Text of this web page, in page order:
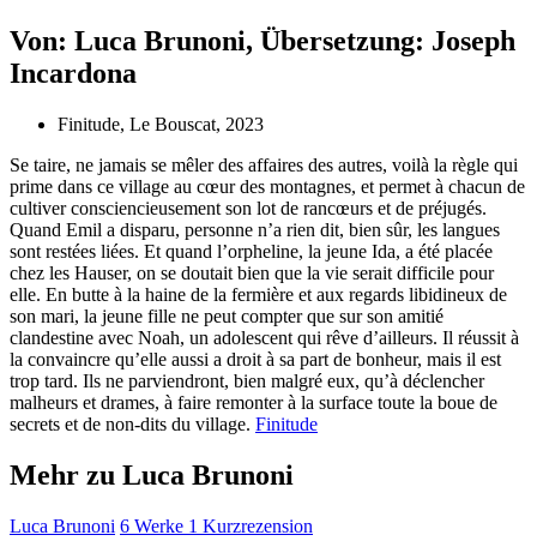
Von: Luca Brunoni, Übersetzung: Joseph
Incardona
Finitude, Le Bouscat, 2023
Se taire, ne jamais se mêler des affaires des autres, voilà la règle qui
prime dans ce village au cœur des montagnes, et permet à chacun de
cultiver consciencieusement son lot de rancœurs et de préjugés.
Quand Emil a disparu, personne n’a rien dit, bien sûr, les langues
sont restées liées. Et quand l’orpheline, la jeune Ida, a été placée
chez les Hauser, on se doutait bien que la vie serait difficile pour
elle. En butte à la haine de la fermière et aux regards libidineux de
son mari, la jeune fille ne peut compter que sur son amitié
clandestine avec Noah, un adolescent qui rêve d’ailleurs. Il réussit à
la convaincre qu’elle aussi a droit à sa part de bonheur, mais il est
trop tard. Ils ne parviendront, bien malgré eux, qu’à déclencher
malheurs et drames, à faire remonter à la surface toute la boue de
secrets et de non-dits du village. Finitude
Mehr zu Luca Brunoni
Luca Brunoni 6 Werke 1 Kurzrezension